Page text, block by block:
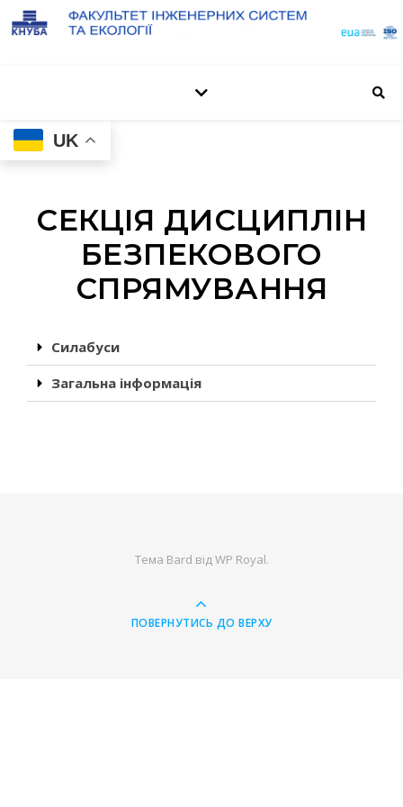
UK
СЕКЦІЯ ДИСЦИПЛІН
БЕЗПЕКОВОГО
СПРЯМУВАННЯ
Силабуси
Загальна інформація
Тема Bard відWP Royal.
ПОВЕРНУТИСЬ ДО ВЕРХУ